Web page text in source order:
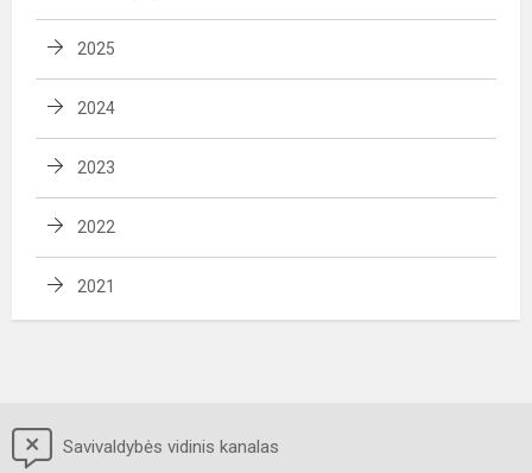
2025
2024
2023
2022
2021
Savivaldybės vidinis kanalas